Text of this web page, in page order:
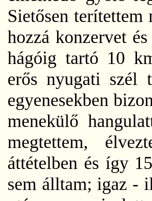
Sietősen terítettem
hozzá konzervet
hágóig tartó 10
erős nyugati szél
egyenesekben
menekülő
megtettem,
áttételben és így
sem álltam; igaz -